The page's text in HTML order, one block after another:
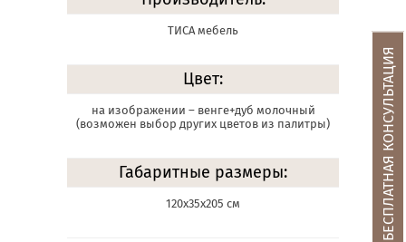
ТИСА мебель
Цвет:
на изображении – венге+дуб молочный
(возможен выбор других цветов из палитры)
Габаритные размеры:
120х35х205 см БЕСПЛАТНАЯ КОНСУЛЬТАЦИЯ